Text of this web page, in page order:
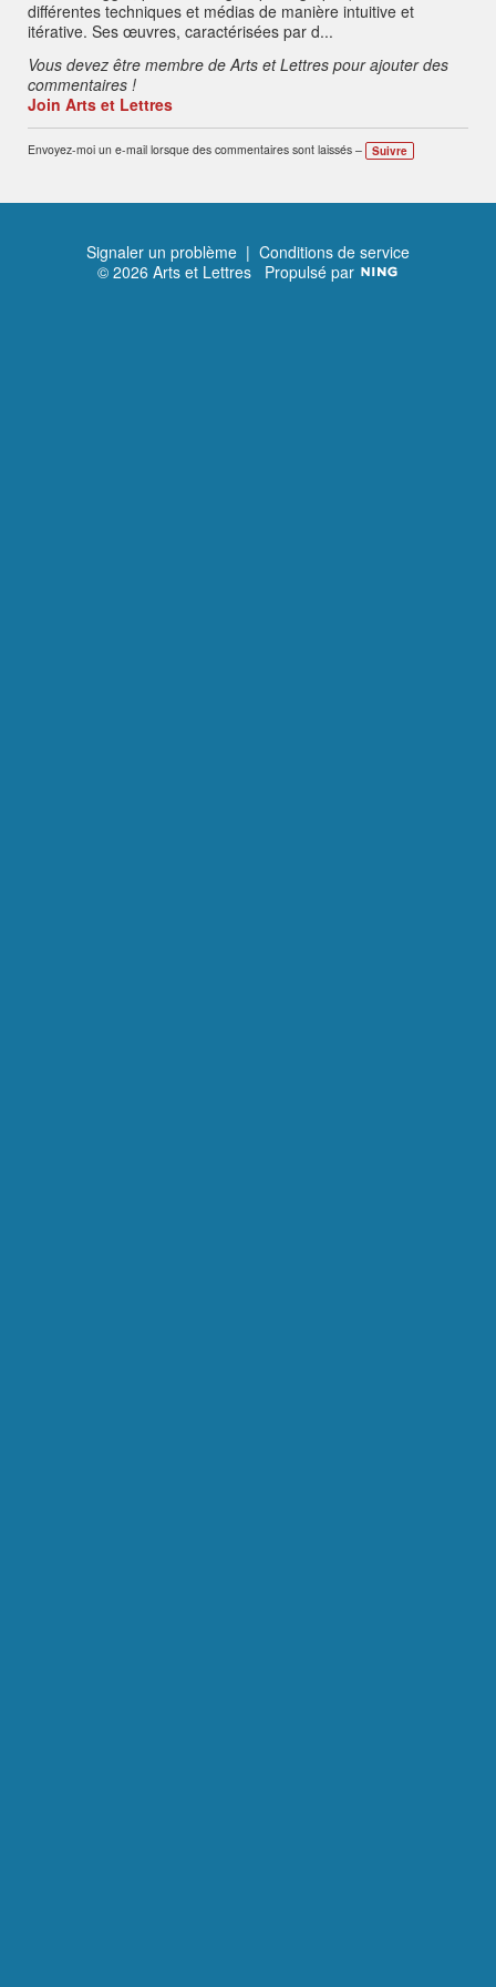
différentes techniques et médias de manière intuitive et
itérative. Ses œuvres, caractérisées par d...
Vous devez être membre de Arts et Lettres pour ajouter des
commentaires !
Join Arts et Lettres
Envoyez-moi un e-mail lorsque des commentaires sont laissés – Suivre
Signaler un problème | Conditions de service
© 2026 Arts et Lettres Propulsé par